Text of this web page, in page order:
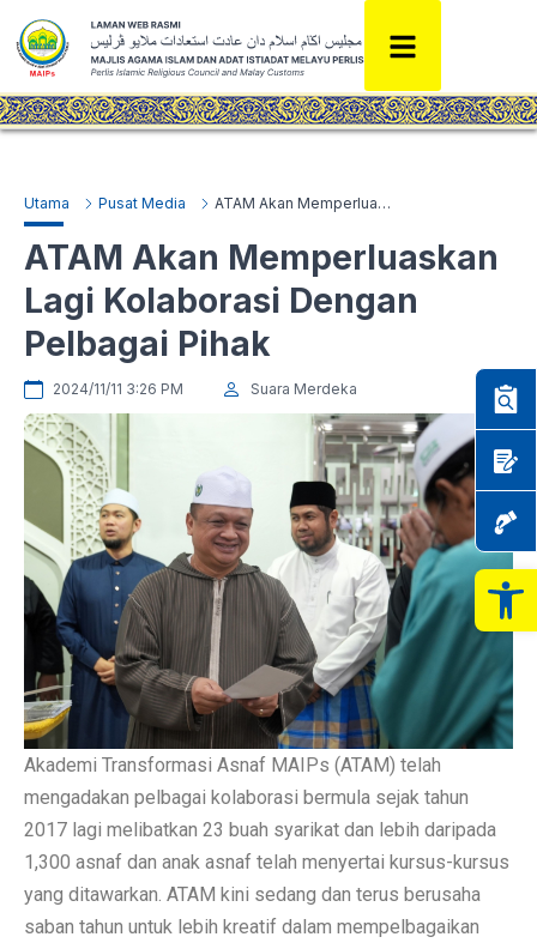
Utama Pusat Media ATAM Akan Memperluaskan Lagi Kolaborasi Dengan Pelbagai Pihak
ATAM Akan Memperluaskan
Lagi Kolaborasi Dengan
Pelbagai Pihak
2024/11/11 3:26 PM Suara Merdeka
Akademi Transformasi Asnaf MAIPs (ATAM) telah
mengadakan pelbagai kolaborasi bermula sejak tahun
2017 lagi melibatkan 23 buah syarikat dan lebih daripada
1,300 asnaf dan anak asnaf telah menyertai kursus-kursus
yang ditawarkan. ATAM kini sedang dan terus berusaha
saban tahun untuk lebih kreatif dalam mempelbagaikan